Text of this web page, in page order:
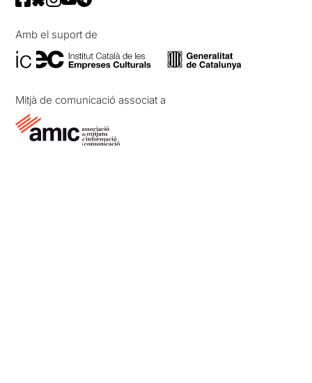
Amb el suport de
Mitjà de comunicació associat a